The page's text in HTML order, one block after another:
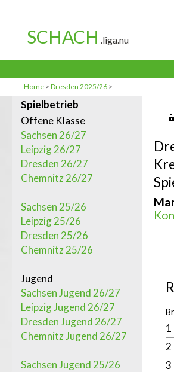
Home > Dresden 2025/26 >
Spielbetrieb
Offene Klasse
Sachsen 26/27
Leipzig 26/27
Dresden 26/27
Chemnitz 26/27
Sachsen 25/26
Leipzig 25/26
Dresden 25/26
Chemnitz 25/26
Jugend
Sachsen Jugend 26/27
Leipzig Jugend 26/27
Dresden Jugend 26/27
Chemnitz Jugend 26/27
Sachsen Jugend 25/26
1
2
3